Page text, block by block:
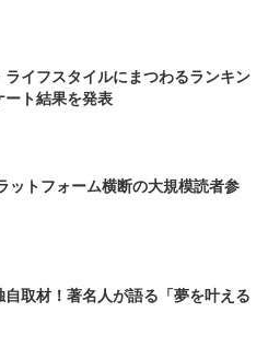
イフスタイルにまつわるランキン
ート結果を発表
ットフォーム横断の大規模読者参
取材！著名人が語る「夢を叶える